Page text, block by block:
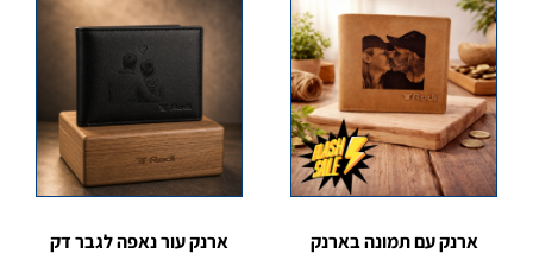
ארנק עם תמונה בארנק
ארנק עור נאפה לגבר דק